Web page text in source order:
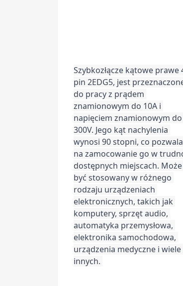
Szybkozłącze kątowe prawe
pin 2EDG5, jest
do pracy z prądem
znamionowym do 10A i
napięciem znamionowym do
300V. Jego kąt nachylenia
wynosi 90 stopni, co pozwala
na zamocowanie go w
dostępnych miejscach. Może
być stosowany w różnego
rodzaju urządzeniach
elektronicznych, takich jak
komputery, sprzęt audio,
automatyka przemysłowa,
elektronika samochodowa,
urządzenia medyczne i wiele
innych.